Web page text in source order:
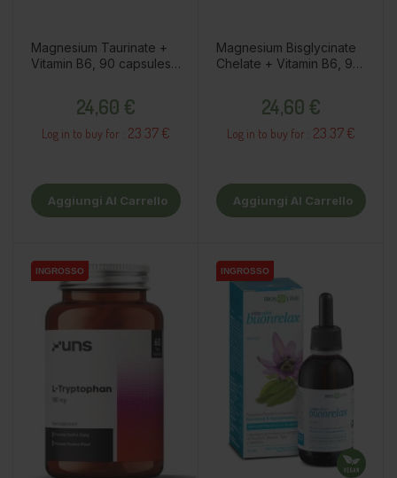
Magnesium Taurinate +
Vitamin B6, 90 capsules /
24,60 €
Log in to buy for : 23.37 €
Aggiungi Al Carrello
Magnesium Bisglycinate
Chelate + Vitamin B6, 90
24,60 €
Log in to buy for : 23.37 €
Aggiungi Al Carrello
INGROSSO
INGROSSO INGROSSO
INGROSSO